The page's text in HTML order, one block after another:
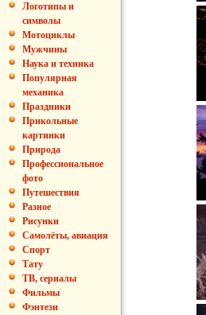
Логотипы и
символы
Мотоциклы
Мужчины
Наука и техника
Популярная
механика
Праздники
Прикольные
картинки
Природа
Профессиональное
фото
Путешествия
Разное
Рисунки
Самолёты, авиация
Спорт
Тату
ТВ, сериалы
Фильмы
Фэнтези